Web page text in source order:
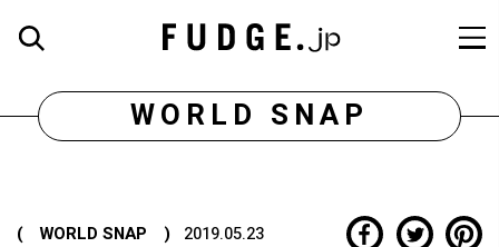
WORLD SNAP
( WORLD SNAP ) 2019.05.23